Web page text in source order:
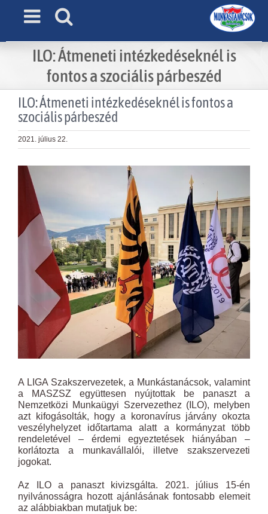
ILO: Átmeneti intézkedéseknél is
fontos a szociális párbeszéd
ILO: Átmeneti intézkedéseknél is fontos a
szociális párbeszéd
2021. július 22.
View
Larger
Image
A LIGA Szakszervezetek, a Munkástanácsok, valamint
a MASZSZ együttesen nyújtottak be panaszt a
Nemzetközi Munkaügyi Szervezethez (ILO), melyben
azt kifogásolták, hogy a koronavírus járvány okozta
veszélyhelyzet időtartama alatt a kormányzat több
rendeletével – érdemi egyeztetések hiányában –
korlátozta a munkavállalói, illetve szakszervezeti
jogokat.
Az ILO a panaszt kivizsgálta. 2021. július 15-én
nyilvánosságra hozott ajánlásának fontosabb elemeit
az alábbiakban mutatjuk be: